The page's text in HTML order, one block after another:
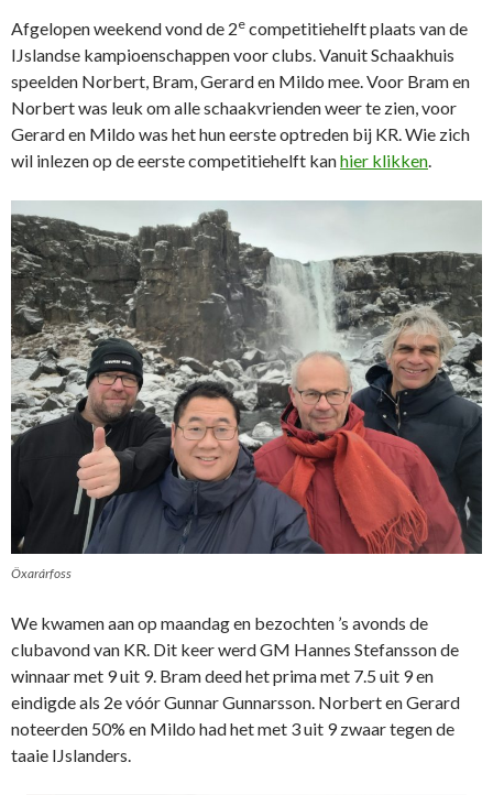
Afgelopen weekend vond de 2e competitiehelft plaats van de
IJslandse kampioenschappen voor clubs. Vanuit Schaakhuis
speelden Norbert, Bram, Gerard en Mildo mee. Voor Bram en
Norbert was leuk om alle schaakvrienden weer te zien, voor
Gerard en Mildo was het hun eerste optreden bij KR. Wie zich
wil inlezen op de eerste competitiehelft kanhier klikken.
Öxarárfoss
We kwamen aan op maandag en bezochten ’s avonds de
clubavond van KR. Dit keer werd GM Hannes Stefansson de
winnaar met 9 uit 9. Bram deed het prima met 7.5 uit 9 en
eindigde als 2e vóór Gunnar Gunnarsson. Norbert en Gerard
noteerden 50% en Mildo had het met 3 uit 9 zwaar tegen de
taaie IJslanders.